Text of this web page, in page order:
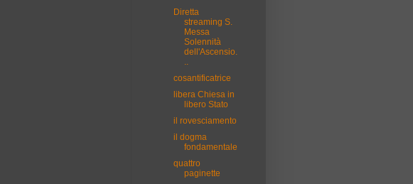
Diretta
streaming S.
Messa
Solennità
dell'Ascensio.
..
cosantificatrice
libera Chiesa in
libero Stato
il rovesciamento
il dogma
fondamentale
quattro
paginette